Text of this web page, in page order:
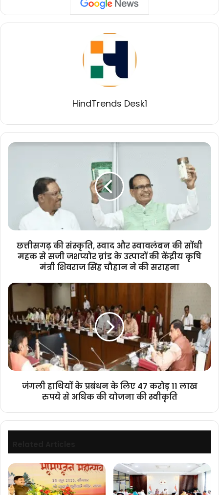
HindTrends Desk1
छत्तीसगढ़
महक
सजी
जशप्योर
उत्पादों
केंद्रीय
कृषि
मंत्री
शिवराज
सिंह
चौहान
छत्तीसगढ़ की संस्कृति, स्वाद और स्वावलंबन की सोंधी
महक से सजी जशप्योर ब्रांड के उत्पादों की केंद्रीय कृषि
मंत्री शिवराज सिंह चौहान ने की सराहना
जंगली
प्रबंधन
लिए
47
करोड़
11
अधिक
की
योजना
स्वीकृति
जंगली हाथियों के प्रबंधन के लिए 47 करोड़ 11 लाख
रुपये से अधिक की योजना की स्वीकृति